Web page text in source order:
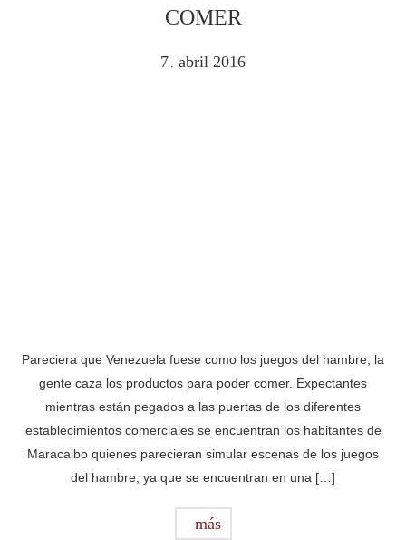
COMER
7 . abril 2016
Pareciera que Venezuela fuese como los juegos del hambre, la
gente caza los productos para poder comer. Expectantes
mientras están pegados a las puertas de los diferentes
establecimientos comerciales se encuentran los habitantes de
Maracaibo quienes parecieran simular escenas de los juegos
del hambre, ya que se encuentran en una […]
más